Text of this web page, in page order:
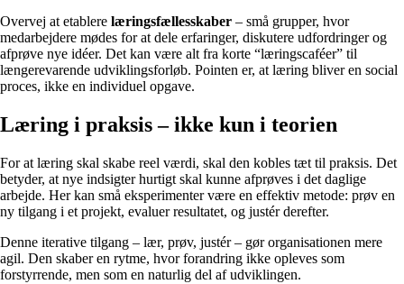
Overvej at etablere læringsfællesskaber – små grupper, hvor
medarbejdere mødes for at dele erfaringer, diskutere udfordringer og
afprøve nye idéer. Det kan være alt fra korte “læringscaféer” til
længerevarende udviklingsforløb. Pointen er, at læring bliver en social
proces, ikke en individuel opgave.
Læring i praksis – ikke kun i teorien
For at læring skal skabe reel værdi, skal den kobles tæt til praksis. Det
betyder, at nye indsigter hurtigt skal kunne afprøves i det daglige
arbejde. Her kan små eksperimenter være en effektiv metode: prøv en
ny tilgang i et projekt, evaluer resultatet, og justér derefter.
Denne iterative tilgang – lær, prøv, justér – gør organisationen mere
agil. Den skaber en rytme, hvor forandring ikke opleves som
forstyrrende, men som en naturlig del af udviklingen.